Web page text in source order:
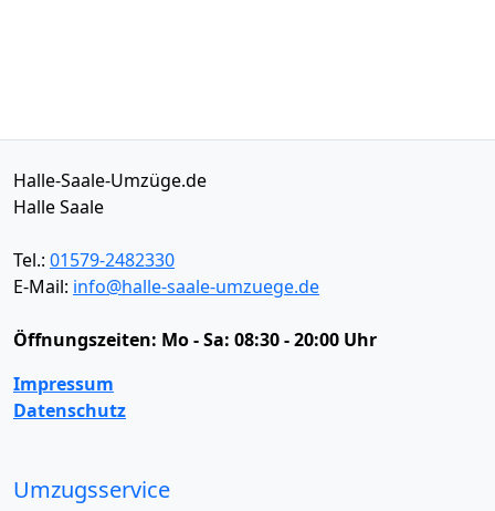
Halle-Saale-Umzüge.de
Halle Saale
Tel.: 01579-2482330
E-Mail: info@halle-saale-umzuege.de
Öffnungszeiten: Mo - Sa: 08:30 - 20:00 Uhr
Impressum
Datenschutz
Umzugsservice